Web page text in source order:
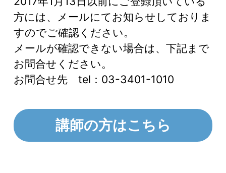
方には、メールにてお知らせしておりま
すのでご確認ください。
メールが確認できない場合は、下記まで
お問合せください。
お問合せ先 tel：03-3401-1010
講師の方はこちら